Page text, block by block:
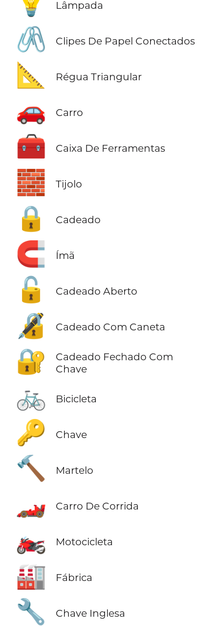
Lâmpada
🖇️ Clipes De Papel Conectados
📐 Régua Triangular
🚗 Carro
🧰 Caixa De Ferramentas
🧱 Tijolo
🔒 Cadeado
🧲 Ímã
🔓 Cadeado Aberto
🔏 Cadeado Com Caneta
🔐
Cadeado Fechado Com
Chave
🚲 Bicicleta
🔑 Chave
🔨 Martelo
🏎️ Carro De Corrida
🏍️ Motocicleta
🏭 Fábrica
🔧 Chave Inglesa